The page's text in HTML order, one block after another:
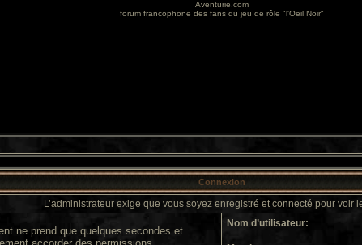
Aventurie.com
forum francophone des fans du jeu de rôle "l'Oeil Noir"
Connexion
L’administrateur exige que vous soyez enregistré et connecté pour voir
ne prend que quelques secondes et
Nom d’utilisateur: